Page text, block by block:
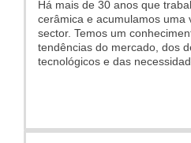
Há mais de 30 anos que
cerâmica e acumulamos uma
sector. Temos um
tendências do mercado, dos
tecnológicos e das